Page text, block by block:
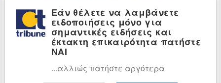
άνδρες των
τραυματίστηκαν σε τρεις ξεχωριστές επιθέσεις του Εργατικού
Κόμματος Κουρδιστάν (PKK)…
Εάν θέλετε να λαμβάνετε
ειδοποιήσεις μόνο για
σημαντικές ειδήσεις και
έκτακτη επικαιρότητα πατήστε
ΝΑΙ
...αλλιώς πατήστε αργότερα